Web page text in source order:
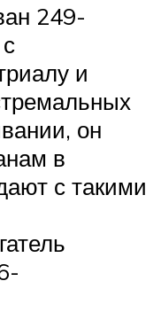
249-
и
он
в
с такими